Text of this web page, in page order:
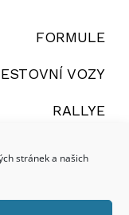
stránek a našich
FORMULE
VOZY
RALLYE